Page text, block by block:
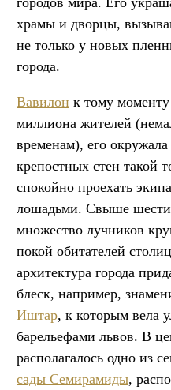
храмы и дворцы,
не только у новых
города.
Вавилон к тому
миллиона жителей
временам), его
крепостных стен такой
спокойно проехать
лошадьми. Свыше
множество лучников
покой обитателей
архитектура города
блеск, например,
Иштар, к которым вела
барельефами львов. В
располагалось одно из
сады Семирамиды,